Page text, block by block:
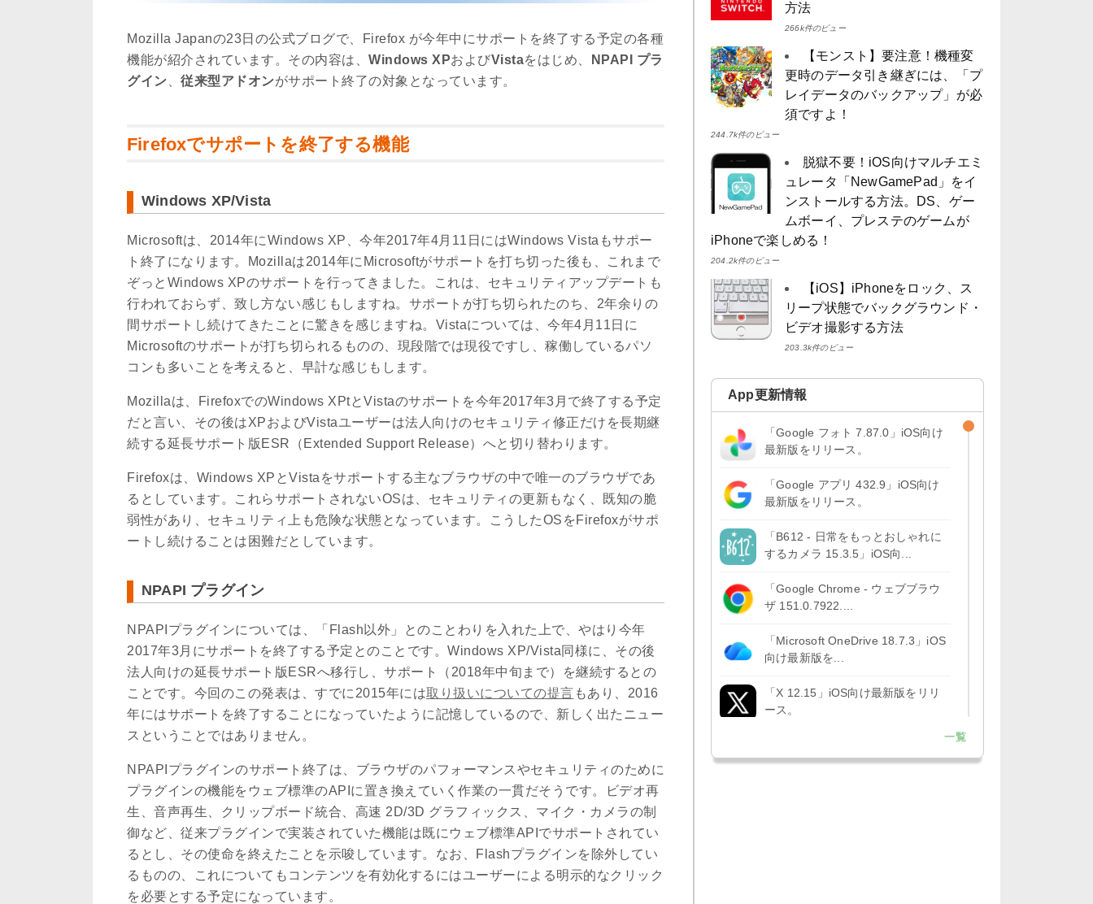
Mozilla Japanの23日の公式ブログで、Firefox が今年中にサポートを終了する予定の各種
機能が紹介されています。その内容は、 Windows XPおよびVistaをはじめ、
NPAPI プラ
グイン
従来型アドオンがサポート終了の対象となっています。
Firefoxでサポートを終了する機能
Windows XP/Vista
Microsoftは、2014年にWindows XP、今年2017年4月11日にはWindows Vistaもサポー
ト終了になります。Mozillaは2014年にMicrosoftがサポートを打ち切った後も、これまで
ぞっとWindows XPのサポートを行ってきました。これは、セキュリティアップデートも
行われておらず、致し方ない感じもしますね。サポートが打ち切られたのち、2年余りの
間サポートし続けてきたことに驚きを感じますね。Vistaについては、今年4月11日に
Microsoftのサポートが打ち切られるものの、現段階では現役ですし、稼働しているパソ
コンも多いことを考えると、早計な感じもします。
Mozillaは、FirefoxでのWindows XPtとVistaのサポートを今年2017年3月で終了する予定
だと言い、その後はXPおよびVistaユーザーは法人向けのセキュリティ修正だけを長期継
続する延長サポート版ESR（Extended Support Release）へと切り替わります。
Firefoxは、Windows XPとVistaをサポートする主なブラウザの中で唯一のブラウザであ
るとしています。これらサポートされないOSは、セキュリティの更新もなく、既知の脆
弱性があり、セキュリティ上も危険な状態となっています。こうしたOSをFirefoxがサポ
ートし続けることは困難だとしています。
NPAPI プラグイン
NPAPIプラグインについては、「Flash以外」とのことわりを入れた上で、やはり今年
2017年3月にサポートを終了する予定とのことです。Windows XP/Vista同様に、その後
法人向けの延長サポート版ESRへ移行し、サポート（2018年中旬まで）を継続するとの
ことです。今回のこの発表は、すでに2015年には取り扱いについての提言 もあり、2016
年にはサポートを終了することになっていたように記憶しているので、新しく出たニュー
スということではありません。
NPAPIプラグインのサポート終了は、ブラウザのパフォーマンスやセキュリティのために
プラグインの機能をウェブ標準のAPIに置き換えていく作業の一貫だそうです。ビデオ再
生、音声再生、クリップボード統合、高速 2D/3D グラフィックス、マイク・カメラの制
御など、従来プラグインで実装されていた機能は既にウェブ標準APIでサポートされてい
るとし、その使命を終えたことを示唆しています。なお、Flashプラグインを除外してい
るものの、これについてもコンテンツを有効化するにはユーザーによる明示的なクリック
を必要とする予定になっています。
方法
266k件のビュー
【モンスト】要注意！機種変
更時のデータ引き継ぎには、「プ
レイデータのバックアップ」が必
須ですよ！
244.7k件のビュー
脱獄不要！iOS向けマルチエミ
ュレータ「NewGamePad」をイ
ンストールする方法。DS、ゲー
ムボーイ、プレステのゲームが
iPhoneで楽しめる！
204.2k件のビュー
【iOS】iPhoneをロック、ス
リープ状態でバックグラウンド・
ビデオ撮影する方法
203.3k件のビュー
App更新情報
「Google フォト 7.87.0」iOS向け
最新版をリリース。
「Google アプリ 432.9」iOS向け
最新版をリリース。
「B612 - 日常をもっとおしゃれに
するカメラ 15.3.5」iOS向...
「Google Chrome - ウェブブラウ
ザ 151.0.7922....
「Microsoft OneDrive 18.7.3」iOS
向け最新版を...
「X 12.15」iOS向け最新版をリリ
ース。
リリース。Liguid G...
一覧